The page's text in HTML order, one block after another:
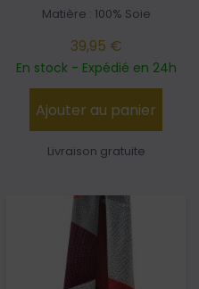
Matière : 100% Soie
39,95 €
En stock - Expédié en 24h
Ajouter au panier
Livraison gratuite